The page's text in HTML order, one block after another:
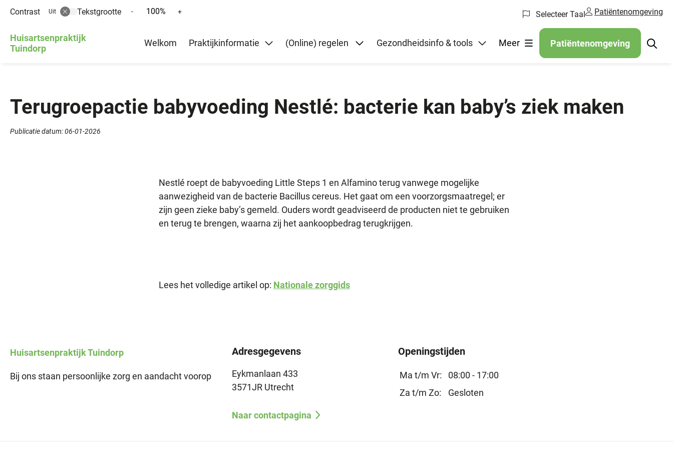
Contrast Uit Tekstgrootte
Tekst
10%
- 100%
Tekst
10%
+ Selecteer Taal Patiëntenomgeving
Huisartsenpraktijk
Tuindorp
Hoofd
Welkom Praktijkinformatie (Online) regelen Submenu: (Online) regelen
Gezondheidsinfo & tools Meer Patiëntenomgeving
Terugroepactie babyvoeding Nestlé: bacterie kan baby’s ziek maken
Publicatie datum:06-01-2026
Nestlé roept de babyvoeding Little Steps 1 en Alfamino terug vanwege mogelijke
aanwezigheid van de bacterie Bacillus cereus. Het gaat om een voorzorgsmaatregel; er
zijn geen zieke baby’s gemeld. Ouders wordt geadviseerd de producten niet te gebruiken
en terug te brengen, waarna zij het aankoopbedrag terugkrijgen.
Lees het volledige artikel op: Nationale zorggids
HuisartsenpraktijkTuindorp
Bij ons staan persoonlijke zorg en aandacht voorop
Adresgegevens
Eykmanlaan 433
3571JR Utrecht
Naar contactpagina
Openingstijden
Ma t/m Vr:
08:00 - 17:00
Za t/m Zo:
Gesloten